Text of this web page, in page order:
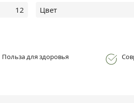
12
Цвет
Польза для здоровья